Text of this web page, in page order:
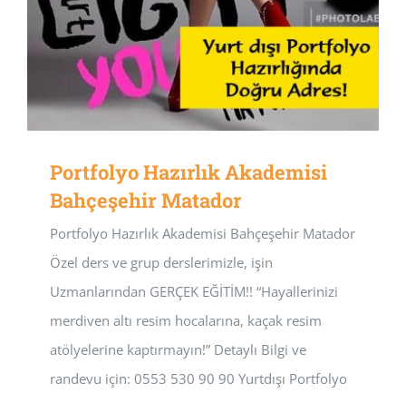
Portfolyo Hazırlık Akademisi
Bahçeşehir Matador
Portfolyo Hazırlık Akademisi Bahçeşehir Matador
Özel ders ve grup derslerimizle, işin
Uzmanlarından GERÇEK EĞİTİM!! “Hayallerinizi
merdiven altı resim hocalarına, kaçak resim
atölyelerine kaptırmayın!” Detaylı Bilgi ve
randevu için: 0553 530 90 90 Yurtdışı Portfolyo